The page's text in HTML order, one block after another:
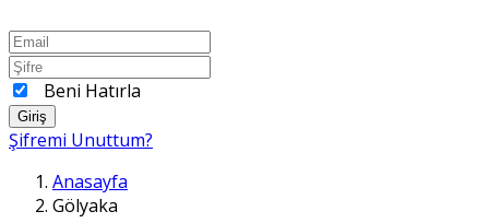
Beni Hatırla
Giriş
Şifremi Unuttum?
Anasayfa
Gölyaka